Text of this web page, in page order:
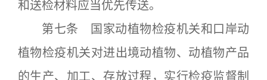
和送检材料应当优先传送。
第七条 国家动植物检疫机关和口岸动
植物检疫机关对进出境动植物、动植物产品
的生产、加工、存放过程，实行检疫监督制